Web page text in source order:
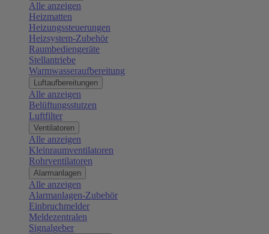
Alle anzeigen
Heizmatten
Heizungssteuerungen
Heizsystem-Zubehör
Raumbediengeräte
Stellantriebe
Warmwasseraufbereitung
Luftaufbereitungen
Alle anzeigen
Belüftungsstutzen
Luftfilter
Ventilatoren
Alle anzeigen
Kleinraumventilatoren
Rohrventilatoren
Alarmanlagen
Alle anzeigen
Alarmanlagen-Zubehör
Einbruchmelder
Meldezentralen
Signalgeber